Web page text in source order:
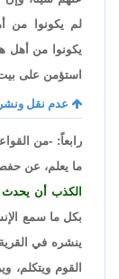
لم يكونوا من
يكونوا من أهل
استؤمن على
عدم نقل
رابعاً: -من
ما يعلم، عن
الكذب أن
بكل ما سمع
ينشره في
القوم ويتكلم،